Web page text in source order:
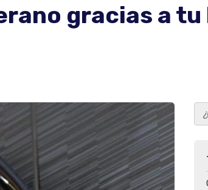
gracias a tu